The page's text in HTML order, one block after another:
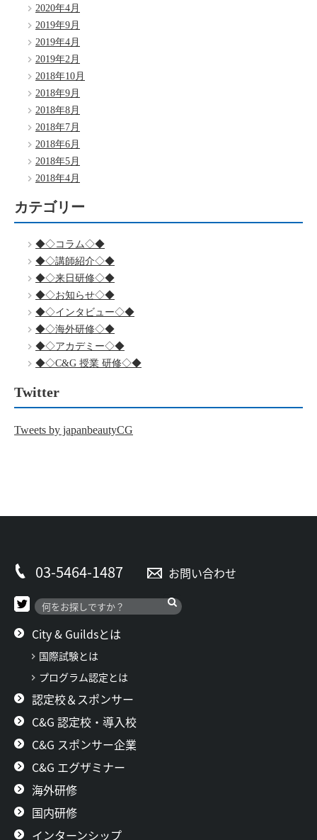
2020年4月
2019年9月
2019年4月
2019年2月
2018年10月
2018年9月
2018年8月
2018年7月
2018年6月
2018年5月
2018年4月
カテゴリー
◆◇コラム◇◆
◆◇講師紹介◇◆
◆◇来日研修◇◆
◆◇お知らせ◇◆
◆◇インタビュー◇◆
◆◇海外研修◇◆
◆◇アカデミー◇◆
◆◇C&G 授業 研修◇◆
Twitter
Tweets by japanbeautyCG
03-5464-1487 お問い合わせ
City & Guildsとは
国際試験とは
プログラム認定とは
認定校＆スポンサー
C&G 認定校・導入校
C&G スポンサー企業
C&G エグザミナー
海外研修
国内研修
インターンシップ